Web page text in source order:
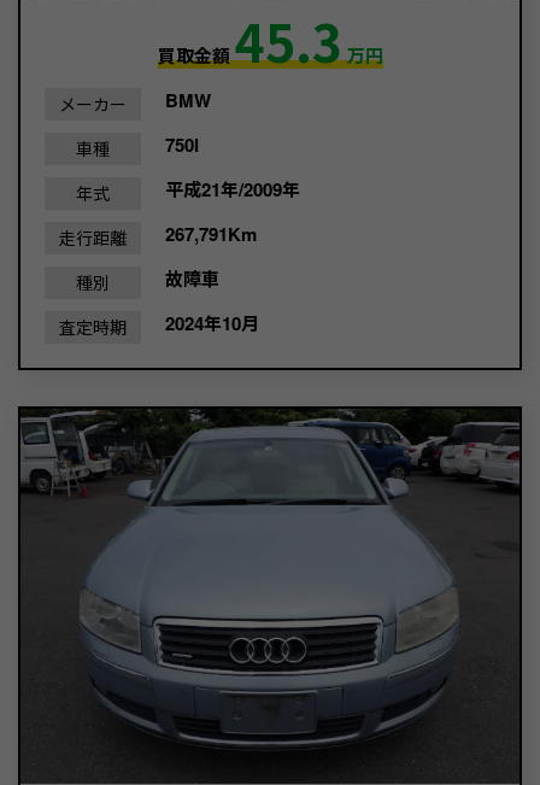
買取金額45.3万円
メーカー BMW
車種 750I
年式 平成21年/2009年
走行距離 267,791Km
種別 故障車
査定時期 2024年10月